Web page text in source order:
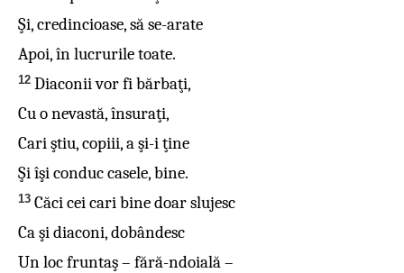
Şi, credincioase, să se-arate
Apoi, în lucrurile toate.
12 Diaconii vor fi bărbaţi,
Cu o nevastă, însuraţi,
Cari ştiu, copiii, a şi-i ţine
Şi îşi conduc casele, bine.
13 Căci cei cari bine doar slujesc
Ca şi diaconi, dobândesc
Un loc fruntaş – fără-ndoială –